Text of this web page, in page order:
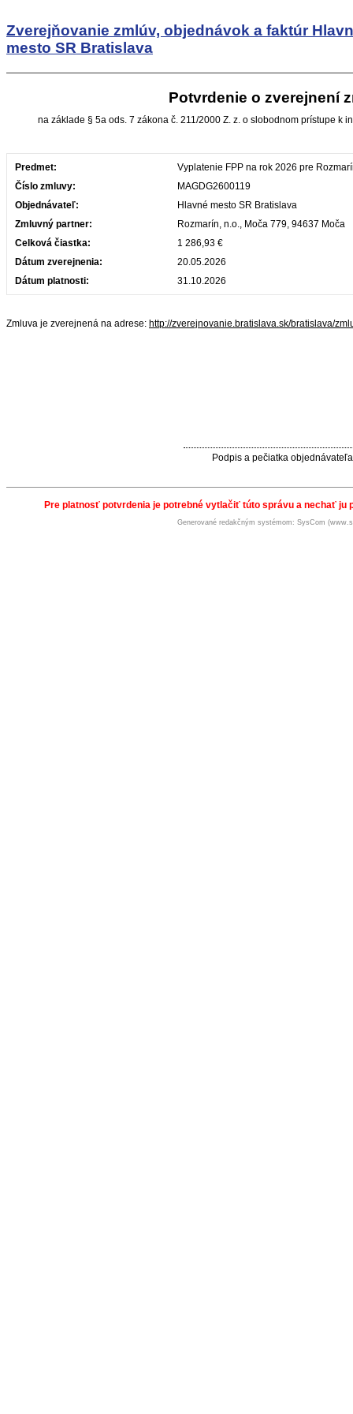
Zverejňovanie zmlúv, objednávok a faktúr
mesto SR Bratislava
Potvrdenie o zverejnení
na základe § 5a ods. 7 zákona č. 211/2000 Z. z. o slobodnom prístupe k
Predmet:
Vyplatenie FPP na rok 2026 pre
Číslo zmluvy:
MAGDG2600119
Objednávateľ:
Hlavné mesto SR Bratislava
Zmluvný partner:
Rozmarín, n.o., Moča 779, 94637 Moča
Celková čiastka:
1 286,93 €
Dátum zverejnenia:
20.05.2026
Dátum platnosti:
31.10.2026
Zmluva je zverejnená na adrese: http://zverejnovanie.bratislava.sk/bratislava/
Podpis a pečiatka objednávateľa
Pre platnosť potvrdenia je potrebné vytlačiť túto správu a nechať ju
Generované redakčným systémom: SysCom